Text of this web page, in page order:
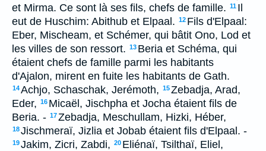
et Mirma. Ce sont là ses fils, chefs de famille. 11 Il
eut de Huschim: Abithub et Elpaal. 12 Fils d'Elpaal:
Eber, Mischeam, et Schémer, qui bâtit Ono, Lod et
les villes de son ressort. 13 Beria et Schéma, qui
étaient chefs de famille parmi les habitants
d'Ajalon, mirent en fuite les habitants de Gath.
14Achjo, Schaschak, Jerémoth, 15Zebadja, Arad,
Eder, 16 Micaël, Jischpha et Jocha étaient fils de
Beria. - 17Zebadja, Meschullam, Hizki, Héber,
18Jischmeraï, Jizlia et Jobab étaient fils d'Elpaal. -
19Jakim, Zicri, Zabdi, 20 Eliénaï, Tsilthaï, Eliel,